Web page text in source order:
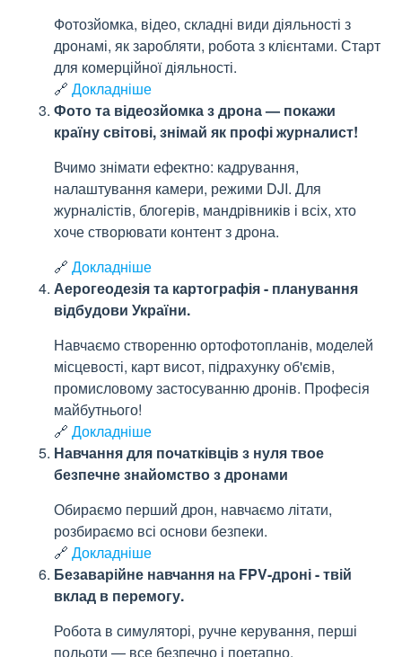
Фотозйомка, відео, складні види діяльності з
дронамі, як заробляти, робота з клієнтами. Старт
для комерційної діяльності.
🔗 Докладніше
Фото та відеозйомка з дрона — покажи
країну світові, знімай як профі журналист!
Вчимо знімати ефектно: кадрування,
налаштування камери, режими DJI. Для
журналістів, блогерів, мандрівників і всіх, хто
хоче створювати контент з дрона.
🔗 Докладніше
Аерогеодезія та картографія - планування
відбудови України.
Навчаємо створенню ортофотопланів, моделей
місцевості, карт висот, підрахунку об'ємів,
промисловому застосуванню дронів. Професія
майбутнього!
🔗 Докладніше
Навчання для початківців з нуля твое
безпечне знайомство з дронами
Обираємо перший дрон, навчаємо літати,
розбираємо всі основи безпеки.
🔗 Докладніше
Безаварійне навчання на FPV-дроні - твій
вклад в перемогу.
Робота в симуляторі, ручне керування, перші
польоти — все безпечно і поетапно.